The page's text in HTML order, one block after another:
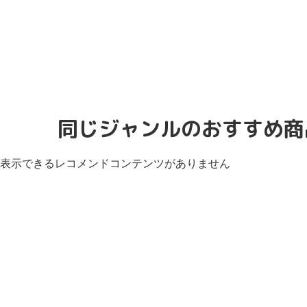
同じジャンルのおすすめ
表示できるレコメンドコンテンツがありません